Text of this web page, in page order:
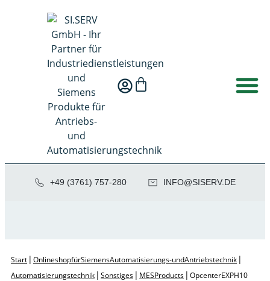
+49 (3761) 757-280 ED.VRE
SIS@OF
NI
Start | Onlineshop für Siemens Automatisierungs- und Antriebstechnik |
Automatisierungstechnik | Sonstiges | MES Products | Opcenter EX PH 10